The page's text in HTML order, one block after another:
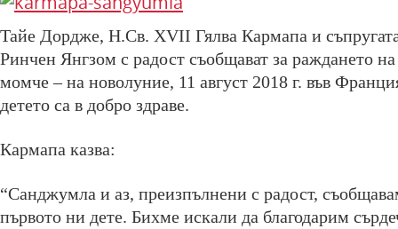
Тайе Дордже, Н.Св. XVII Гялва Кармапа и
Ринчен Янгзом с радост съобщават за раждането
момче – на новолуние, 11 август 2018 г. във
детето са в добро здраве.
Кармапа казва:
“Санджумла и аз, преизпълнени с радост,
първото ни дете. Бихме искали да благодарим